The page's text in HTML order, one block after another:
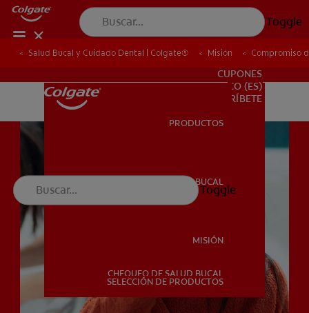
Toggle
SALUD BUCAL
MISIÓN
PARA PROFESIONALES
CUPONES
CO (ES)
SUSCRÍBETE
PRODUCTOS
SALUD BUCAL
MISIÓN
CHEQUEO DE SALUD BUCAL
SELECCIÓN DE PRODUCTOS
Toggle
Salud Bucal y Cuidado Dental | Colgate® Misión Compromiso
Salud Bucal y Cuidado Dental | Colgate® Misión Compromiso